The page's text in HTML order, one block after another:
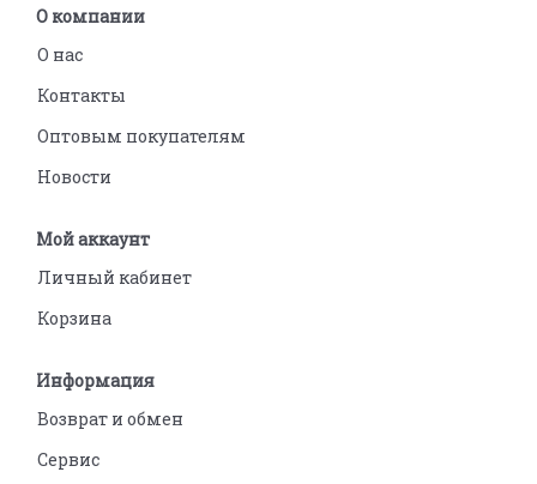
О компании
О нас
Контакты
Оптовым покупателям
Новости
Мой аккаунт
Личный кабинет
Корзина
Информация
Возврат и обмен
Сервис